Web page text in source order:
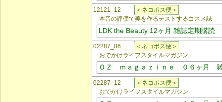
12121_12
＜ネコポス便＞
本音の評価で美を作るテストするコスメ誌
LDK the Beauty 12ヶ月 雑誌定期購読
02287_06
＜ネコポス便＞
おでかけライフスタイルマガジン
ＯＺ ｍａｇａｚｉｎｅ ０６ヶ月
02287_12
＜ネコポス便＞
おでかけライフスタイルマガジン